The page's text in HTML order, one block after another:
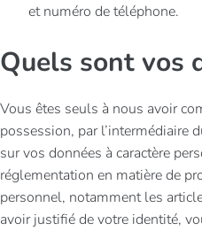
et numéro de téléphone.
Quels sont vos
Vous êtes seuls à nous avoir
possession, par l’intermédiaire
sur vos données à caractère
réglementation en matière de
personnel, notamment les
avoir justifié de votre identité,